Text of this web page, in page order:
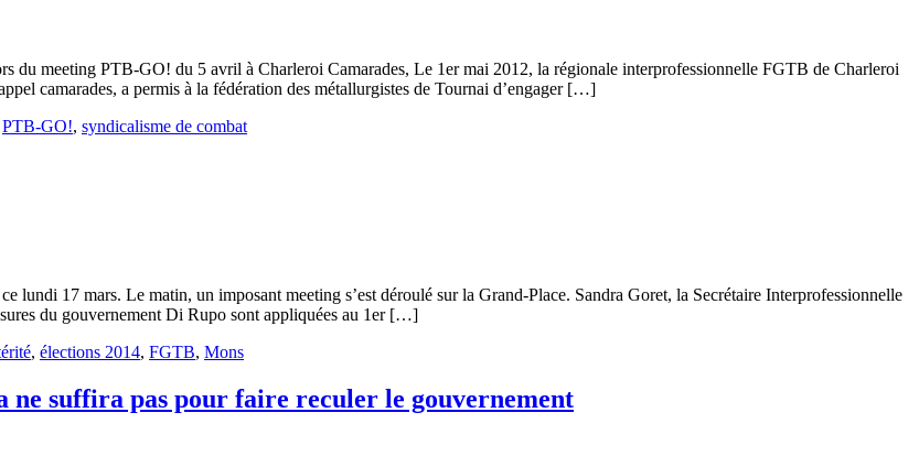
du meeting PTB-GO! du 5 avril à Charleroi Camarades, Le 1er mai 2012, la régionale interprofessionnelle FGTB de Charleroi
camarades, a permis à la fédération des métallurgistes de Tournai d’engager […]
PTB-GO!, syndicalisme de combat
lundi 17 mars. Le matin, un imposant meeting s’est déroulé sur la Grand-Place. Sandra Goret, la Secrétaire Interprofessionnelle
du gouvernement Di Rupo sont appliquées au 1er […]
, élections 2014, FGTB, Mons
ne suffira pas pour faire reculer le gouvernement